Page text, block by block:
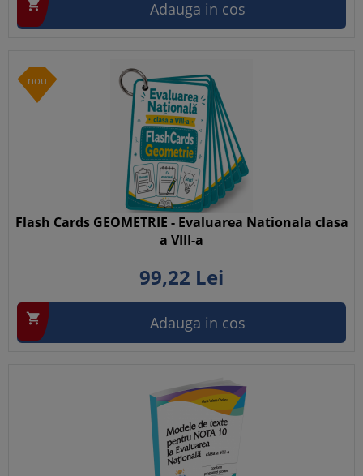
 Adauga in cos
nou
Flash Cards GEOMETRIE - Evaluarea Nationala clasa
a VIII-a
99,22 Lei
 Adauga in cos